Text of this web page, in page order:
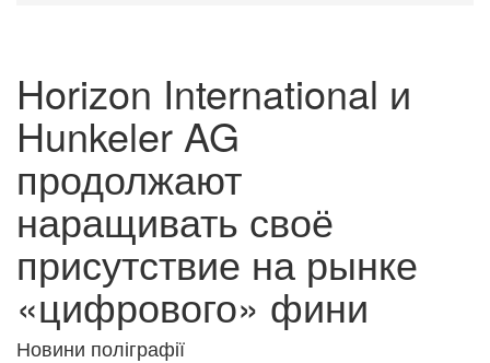
Horizon International и
Hunkeler AG
продолжают
наращивать своё
присутствие на рынке
«цифрового» фини
Новини поліграфії